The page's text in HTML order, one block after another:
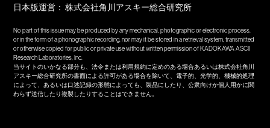
日本版運営：株式会社角川アスキー総合研究所
No part of this issue may be produced by any mechanical, photographic or electronic process,
or in the form of a phonographic recording, nor may it be stored in a retrieval system, transmitted
or otherwise copied for public or private use without written permission of KADOKAWA ASCII
Research Laboratories, Inc.
当サイトのいかなる部分も、法令または利用規約に定めのある場合あるいは株式会社角川
アスキー総合研究所の書面による許可がある場合を除いて、電子的、光学的、機械的処理
によって、あるいは口述記録の形態によっても、製品にしたり、公衆向けか個人用かに関
わらず送信したり複製したりすることはできません。